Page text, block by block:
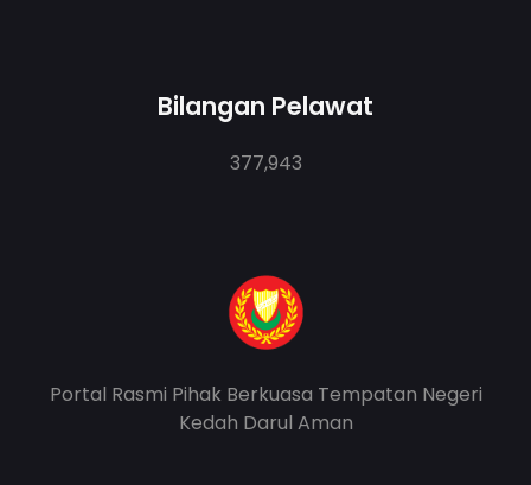
Bilangan Pelawat
377,943
Portal Rasmi Pihak Berkuasa Tempatan Negeri
Kedah Darul Aman